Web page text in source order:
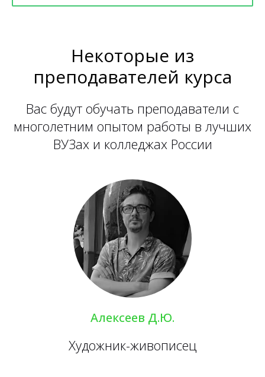
Некоторые из
преподавателей курса
Вас будут обучать преподаватели с
многолетним опытом работы в лучших
ВУЗах и колледжах России
Алексеев Д.Ю.
Художник-живописец